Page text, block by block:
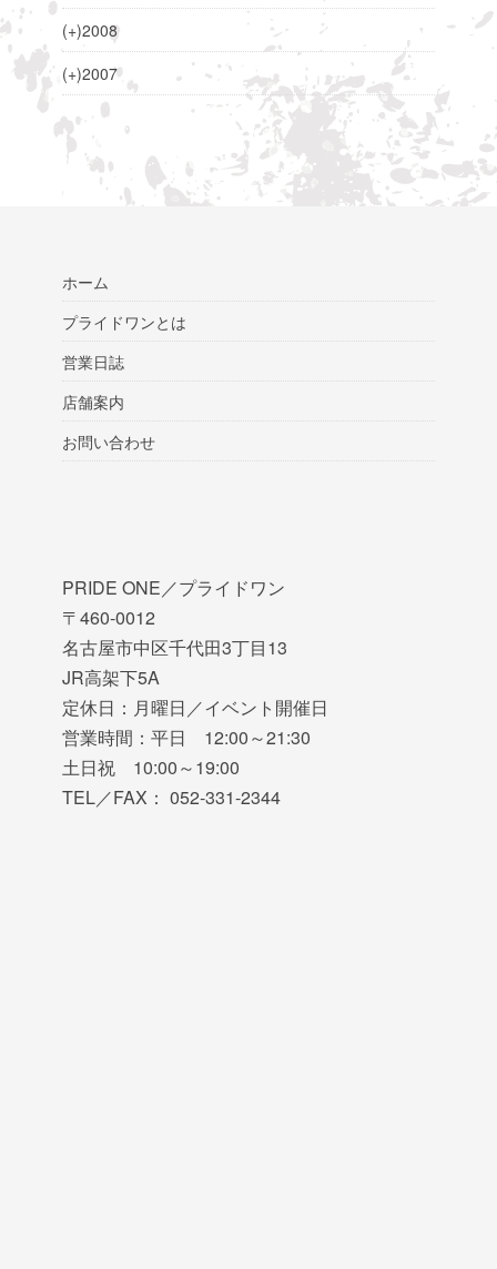
(+)2008
(+)2007
ホーム
プライドワンとは
営業日誌
店舗案内
お問い合わせ
PRIDE ONE／プライドワン
〒460-0012
名古屋市中区千代田3丁目13
JR高架下5A
定休日：月曜日／イベント開催日
営業時間：平日 12:00～21:30
土日祝 10:00～19:00
TEL／FAX： 052-331-2344